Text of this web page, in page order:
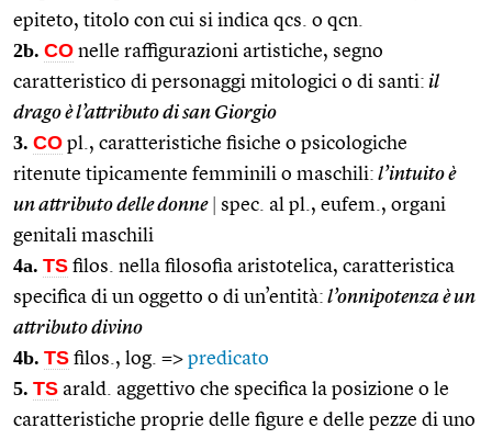
epiteto, titolo con cui si indica qcs. o qcn.
2b. CO nelle raffigurazioni artistiche, segno
caratteristico di personaggi mitologici o di santi: il
drago è l’attributo di san Giorgio
3. CO pl., caratteristiche fisiche o psicologiche
ritenute tipicamente femminili o maschili: l’intuito è
un attributo delle donne
spec. al pl., eufem., organi
genitali maschili
4a. TS filos. nella filosofia aristotelica, caratteristica
specifica di un oggetto o di un’entità: l’onnipotenza è un
attributo divino
4b. TS filos., log. => predicato
5. TS arald. aggettivo che specifica la posizione o le
caratteristiche proprie delle figure e delle pezze di uno